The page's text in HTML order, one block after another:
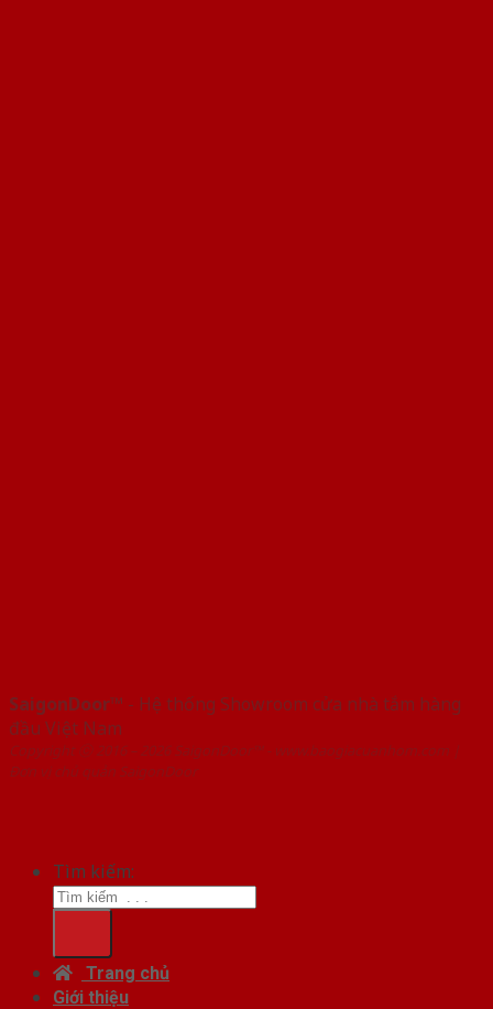
SaigonDoor™ - Hệ thống Showroom cửa nhà tắm hàng
đầu Việt Nam
Copyright ⓒ 2016 – 2026 SaigonDoor™ - www.baogiacuanhom.com |
Đơn vị chủ quản SaigonDoor
Tìm kiếm:
Trang chủ
Giới thiệu